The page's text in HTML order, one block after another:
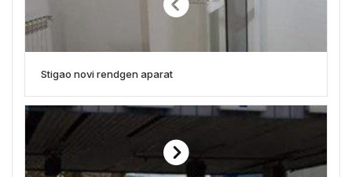
Stigao novi rendgen aparat